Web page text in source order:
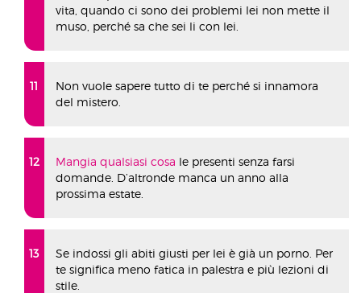
vita, quando ci sono dei problemi lei non mette il
muso, perché sa che sei li con lei.
Non vuole sapere tutto di te perché si innamora
del mistero.
Mangia qualsiasi cosa le presenti senza farsi
domande. D’altronde manca un anno alla
prossima estate.
Se indossi gli abiti giusti per lei è già un porno. Per
te significa meno fatica in palestra e più lezioni di
stile.